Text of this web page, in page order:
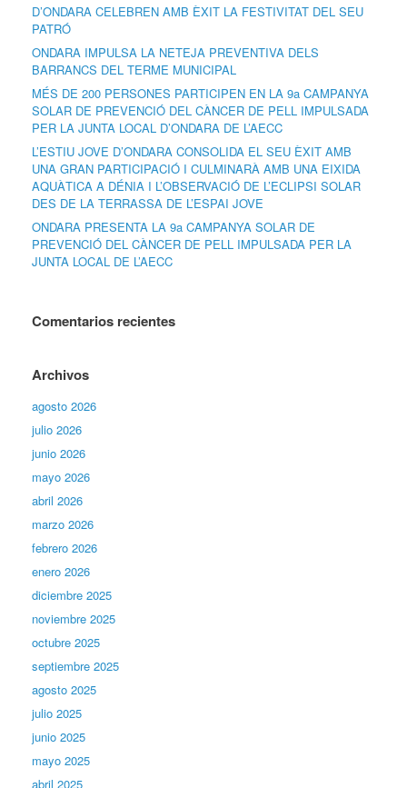
D’ONDARA CELEBREN AMB ÈXIT LA FESTIVITAT DEL SEU
PATRÓ
ONDARA IMPULSA LA NETEJA PREVENTIVA DELS
BARRANCS DEL TERME MUNICIPAL
MÉS DE 200 PERSONES PARTICIPEN EN LA 9a CAMPANYA
SOLAR DE PREVENCIÓ DEL CÀNCER DE PELL IMPULSADA
PER LA JUNTA LOCAL D’ONDARA DE L’AECC
L’ESTIU JOVE D’ONDARA CONSOLIDA EL SEU ÈXIT AMB
UNA GRAN PARTICIPACIÓ I CULMINARÀ AMB UNA EIXIDA
AQUÀTICA A DÉNIA I L’OBSERVACIÓ DE L’ECLIPSI SOLAR
DES DE LA TERRASSA DE L’ESPAI JOVE
ONDARA PRESENTA LA 9a CAMPANYA SOLAR DE
PREVENCIÓ DEL CÀNCER DE PELL IMPULSADA PER LA
JUNTA LOCAL DE L’AECC
Comentarios recientes
Archivos
agosto 2026
julio 2026
junio 2026
mayo 2026
abril 2026
marzo 2026
febrero 2026
enero 2026
diciembre 2025
noviembre 2025
octubre 2025
septiembre 2025
agosto 2025
julio 2025
junio 2025
mayo 2025
abril 2025